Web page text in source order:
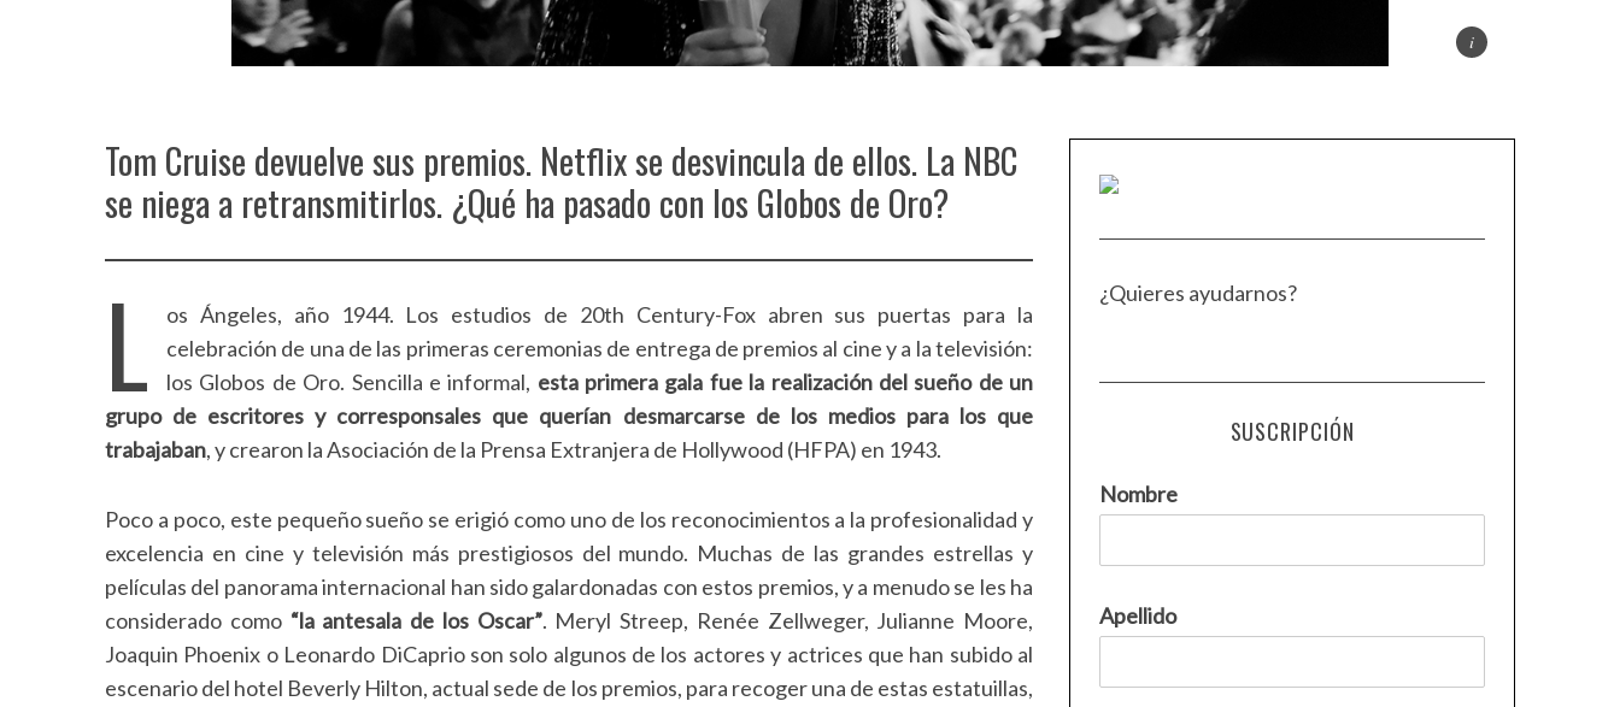
Tom Cruise devuelve sus premios. Netflix se desvincula de ellos. La NBC
se niega a retransmitirlos. ¿Qué ha pasado con los Globos de Oro?
L
os Ángeles, año 1944. Los estudios de 20th Century-Fox abren sus puertas para la
celebración de una de las primeras ceremonias de entrega de premios al cine y a la televisión:
los Globos de Oro. Sencilla e informal, esta primera gala fue la realización del sueño de un
grupo de escritores y corresponsales que querían desmarcarse de los medios para los que
trabajaban, y crearon la Asociación de la Prensa Extranjera de Hollywood (HFPA) en 1943.
Poco a poco, este pequeño sueño se erigió como uno de los reconocimientos a la profesionalidad y
excelencia en cine y televisión más prestigiosos del mundo. Muchas de las grandes estrellas y
películas del panorama internacional han sido galardonadas con estos premios, y a menudo se les ha
considerado como“la antesala de los Oscar”. Meryl Streep, Renée Zellweger, Julianne Moore,
Joaquin Phoenix o Leonardo DiCaprio son solo algunos de los actores y actrices que han subido al
escenario del hotel Beverly Hilton, actual sede de los premios, para recoger una de estas estatuillas,
¿Quieres ayudarnos?
SUSCRIPCIÓN
Nombre
Apellido